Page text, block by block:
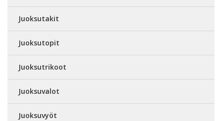
Juoksutakit
Juoksutopit
Juoksutrikoot
Juoksuvalot
Juoksuvyöt